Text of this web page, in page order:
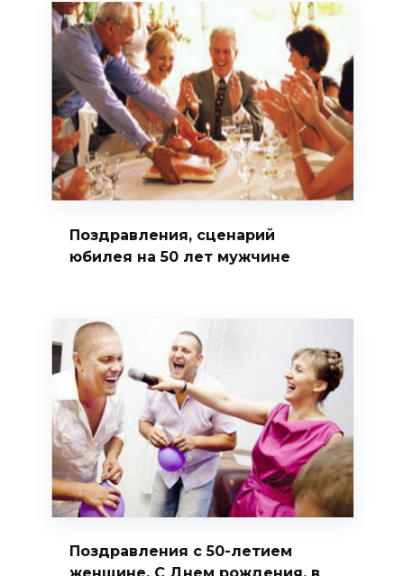
Поздравления, сценарий
юбилея на 50 лет мужчине
Поздравления с 50-летием